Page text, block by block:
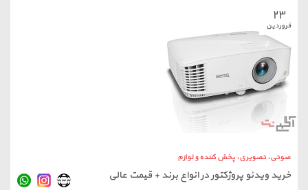
۲۳
فروردین
صوتی، تصویری، پخش کننده و لوازم
خرید ویدئو پروژکتور در انواع برند + قیمت عالی